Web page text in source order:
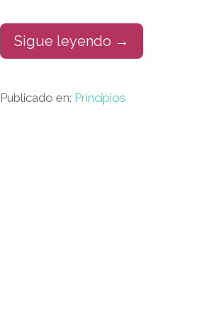
Sigue leyendo →
Publicado en: Principios